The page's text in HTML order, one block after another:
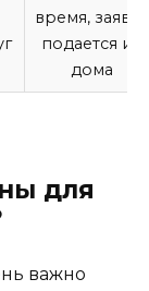
время, заявка
подается из
дома
для
важно